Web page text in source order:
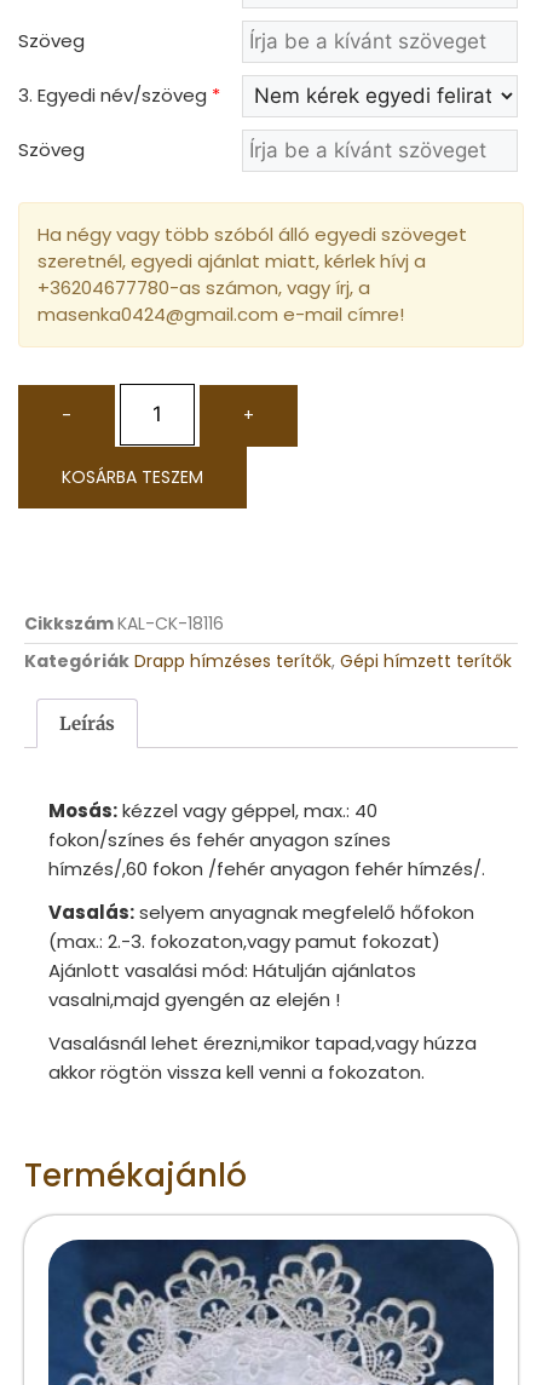
Szöveg
3. Egyedi név/szöveg *
Szöveg
Ha négy vagy több szóból álló egyedi szöveget
szeretnél, egyedi ajánlat miatt, kérlek hívj a
+36204677780-as számon, vagy írj, a
masenka0424@gmail.com e-mail címre!
- +
KOSÁRBA TESZEM
CikkszámKAL-CK-18116
Kategóriák Drapp hímzéses terítők, Gépi hímzett terítők
Leírás
Mosás:kézzel vagy géppel, max.: 40
fokon/színes és fehér anyagon színes
hímzés/,60 fokon /fehér anyagon fehér hímzés/.
Vasalás:selyem anyagnak megfelelő hőfokon
(max.: 2.-3. fokozaton,vagy pamut fokozat)
Ajánlott vasalási mód: Hátulján ajánlatos
vasalni,majd gyengén az elején !
Vasalásnál lehet érezni,mikor tapad,vagy húzza
akkor rögtön vissza kell venni a fokozaton.
Termékajánló